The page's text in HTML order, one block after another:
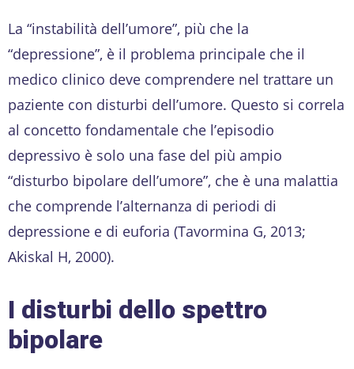
La “instabilità dell’umore”, più che la
“depressione”, è il problema principale che il
medico clinico deve comprendere nel trattare un
paziente con disturbi dell’umore. Questo si correla
al concetto fondamentale che l’episodio
depressivo è solo una fase del più ampio
“disturbo bipolare dell’umore”, che è una malattia
che comprende l’alternanza di periodi di
depressione e di euforia (Tavormina G, 2013;
Akiskal H, 2000).
I disturbi dello spettro
bipolare